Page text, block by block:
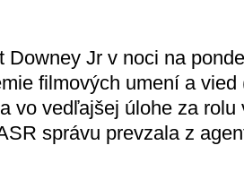
Downey Jr v noci na
filmových umení a vied
vo vedľajšej úlohe za rolu
správu prevzala z